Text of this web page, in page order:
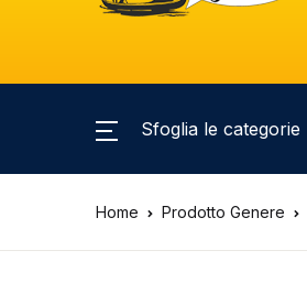
Sfoglia le categorie
Home Prodotto Genere